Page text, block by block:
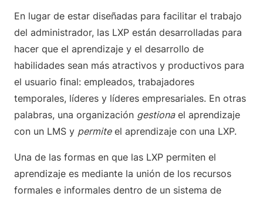
En lugar de estar diseñadas para facilitar el trabajo
del administrador, las LXP están desarrolladas para
hacer que el aprendizaje y el desarrollo de
habilidades sean más atractivos y productivos para
el usuario final: empleados, trabajadores
temporales, líderes y líderes empresariales. En otras
palabras, una organización gestionael aprendizaje
con un LMS y permiteel aprendizaje con una LXP.
Una de las formas en que las LXP permiten el
aprendizaje es mediante la unión de los recursos
formales e informales dentro de un sistema de